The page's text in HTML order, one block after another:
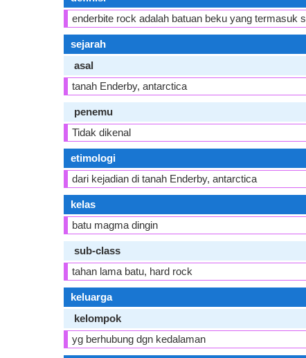
enderbite rock adalah batuan beku yang termasuk
sejarah
asal
tanah Enderby, antarctica
penemu
Tidak dikenal
etimologi
dari kejadian di tanah Enderby, antarctica
kelas
batu magma dingin
sub-class
tahan lama batu, hard rock
keluarga
kelompok
yg berhubung dgn kedalaman